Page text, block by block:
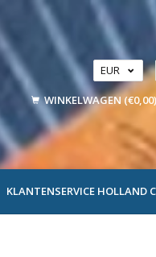
EUR
GBP
USD
WINKELWAGEN (€0,00)
KLANTENSERVICE HOLLAND